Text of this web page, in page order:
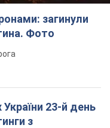
загинули
Фото
23-й день
з